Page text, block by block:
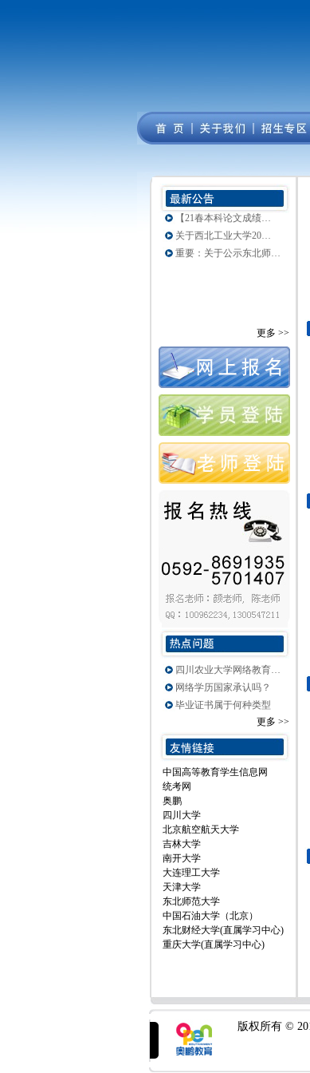
白鹭分，开启美好生活
关于东北师范大学21…
四川农业大学21春学…
【毕业实习成绩发布】…
【21春本科论文成绩…
关于西北工业大学20…
重要：关于公示东北师…
更多 >>
四川农业大学网络教育…
网络学历国家承认吗？
毕业证书属于何种类型
更多 >>
中国高等教育学生信息网
统考网
奥鹏
四川大学
北京航空航天大学
吉林大学
南开大学
大连理工大学
天津大学
东北师范大学
中国石油大学（北京）
东北财经大学(直属学习中心)
重庆大学(直属学习中心)
版权所有 ©